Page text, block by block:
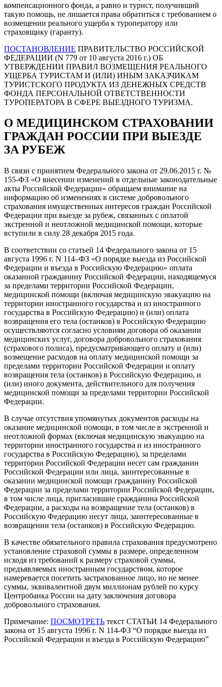
компенсационного фонда, а равно и турист, получивший
такую помощь, не лишается права обратиться с требованием о
возмещении реального ущерба к туроператору или
страховщику (гаранту).
ПОСТАНОВЛЕНИЕ ПРАВИТЕЛЬСТВО РОССИЙСКОЙ
ФЕДЕРАЦИИ (N 779 от 10 августа 2016 г.) ОБ
УТВЕРЖДЕНИИ ПРАВИЛ ВОЗМЕЩЕНИЯ РЕАЛЬНОГО
УЩЕРБА ТУРИСТАМ И (ИЛИ) ИНЫМ ЗАКАЗЧИКАМ
ТУРИСТСКОГО ПРОДУКТА ИЗ ДЕНЕЖНЫХ СРЕДСТВ
ФОНДА ПЕРСОНАЛЬНОЙ ОТВЕТСТВЕННОСТИ
ТУРОПЕРАТОРА В СФЕРЕ ВЫЕЗДНОГО ТУРИЗМА.
О МЕДИЦИНСКОМ СТРАХОВАНИИ
ГРАЖДАН РОССИИ ПРИ ВЫЕЗДЕ
ЗА РУБЕЖ
В связи с принятием Федерального закона от 29.06.2015 г. №
155-ФЗ «О внесении изменений в отдельные законодательные
акты Российской Федерации» обращаем внимание на
информацию об изменениях в системе добровольного
страхования имущественных интересов граждан Российской
Федерации при выезде за рубеж, связанных с оплатой
экстренной и неотложной медицинской помощи, которые
вступили в силу 28 декабря 2015 года.
В соответствии со статьей 14 Федерального закона от 15
августа 1996 г. N 114–ФЗ «О порядке выезда из Российской
Федерации и въезда в Российскую Федерацию» оплата
оказанной гражданину Российской Федерации, находящемуся
за пределами территории Российской Федерации,
медицинской помощи (включая медицинскую эвакуацию на
территории иностранного государства и из иностранного
государства в Российскую Федерацию) и (или) оплата
возвращения его тела (останков) в Российскую Федерацию
осуществляются согласно условиям договора об оказании
медицинских услуг, договора добровольного страхования
(страхового полиса), предусматривающего оплату и (или)
возмещение расходов на оплату медицинской помощи за
пределами территории Российской Федерации и оплату
возвращения тела (останков) в Российскую Федерацию, и
(или) иного документа, действительного для получения
медицинской помощи за пределами территории Российской
Федерации.
В случае отсутствия упомянутых документов расходы на
оказание медицинской помощи, в том числе в экстренной и
неотложной формах (включая медицинскую эвакуацию на
территории иностранного государства и из иностранного
государства в Российскую Федерацию), за пределами
территории Российской Федерации несет сам гражданин
Российской Федерации или лица, заинтересованные в
оказании медицинской помощи гражданину Российской
Федерации за пределами территории Российской Федерации,
в том числе лица, пригласившие гражданина Российской
Федерации, а расходы на возвращение тела (останков) в
Российскую Федерацию несут лица, заинтересованные в
возвращении тела (останков) в Российскую Федерацию.
В качестве обязательного правила страхования предусмотрено
установление страховой суммы в размере, определенном
исходя из требований к размеру страховой суммы,
предъявляемых иностранным государством, которое
намеревается посетить застрахованное лицо, но не менее
суммы, эквивалентной двум миллионам рублей по курсу
Центробанка России на дату заключения договора
добровольного страхования.
Примечание: ПОСМОТРЕТЬ текст СТАТЬИ 14 Федерального
закона от 15 августа 1996 г. N 114-ФЗ “О порядке выезда из
Российской Федерации и въезда в Российскую Федерацию”